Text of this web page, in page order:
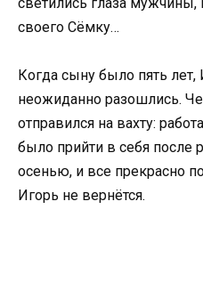
своего Сёмку…
Когда сыну было пять
неожиданно разошлись.
отправился на вахту:
было прийти в себя после
осенью, и все прекрасно
Игорь не вернётся.